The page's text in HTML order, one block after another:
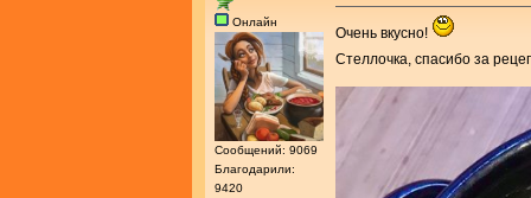
Онлайн
Сообщений: 9069
Благодарили:
9420
Очень вкусно!
Стеллочка, спасибо за